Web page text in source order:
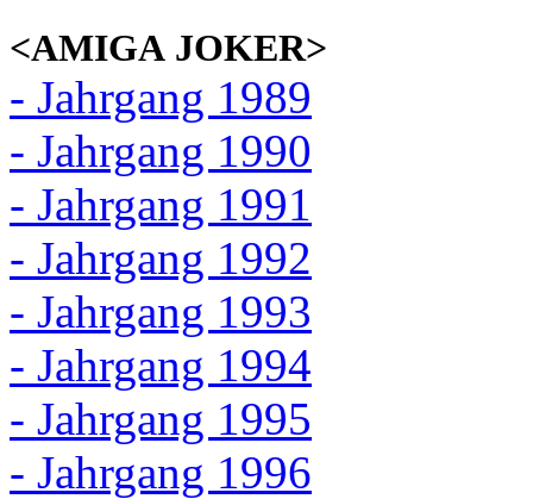
<AMIGA JOKER>
- Jahrgang 1989
- Jahrgang 1990
- Jahrgang 1991
- Jahrgang 1992
- Jahrgang 1993
- Jahrgang 1994
- Jahrgang 1995
- Jahrgang 1996